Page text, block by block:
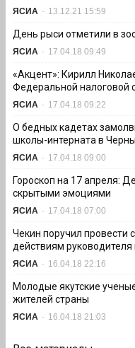
ЯСИА - 13.12.21 15:59
День рыси отметили в
ЯСИА - 17.04.18 09:49
«Акцент»: Кирилл
Федеральной налоговой
ЯСИА - 17.04.18 09:22
О бедных кадетах
школы-интерната в
ЯСИА - 17.04.18 09:00
Гороскоп на 17 апреля:
скрытыми эмоциями
ЯСИА - 17.04.18 07:00
Чекин поручил провести
действиям
ЯСИА - 16.04.18 22:16
Молодые якутские
жителей страны
ЯСИА - 16.04.18 21:03